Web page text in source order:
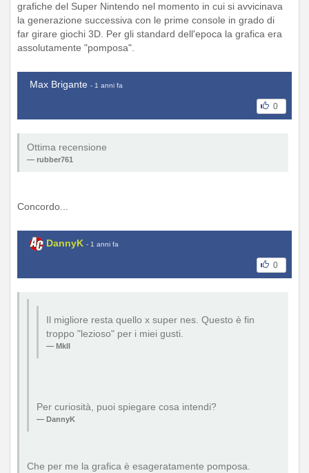
grafiche del Super Nintendo nel momento in cui si avvicinava
la generazione successiva con le prime console in grado di
far girare giochi 3D. Per gli standard dell'epoca la grafica era
assolutamente "pomposa".
Max Brigante - 1 anni fa
0
Ottima recensione
rubber761
Concordo...
DannyK - 1 anni fa
0
Il migliore resta quello x super nes. Questo è fin
troppo "lezioso" per i miei gusti.
MkII
Per curiosità, puoi spiegare cosa intendi?
DannyK
Che per me la grafica è esageratamente pomposa.